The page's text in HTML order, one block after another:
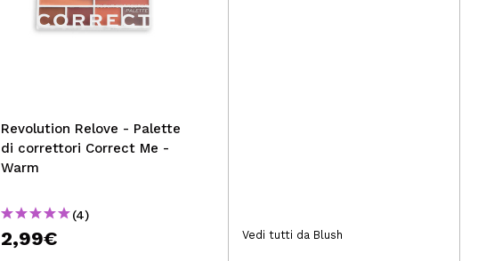
Revolution Relove - Palette
di correttori Correct Me -
Warm
(4)
2,99€ 2,99€
Vedi tutti da Blush